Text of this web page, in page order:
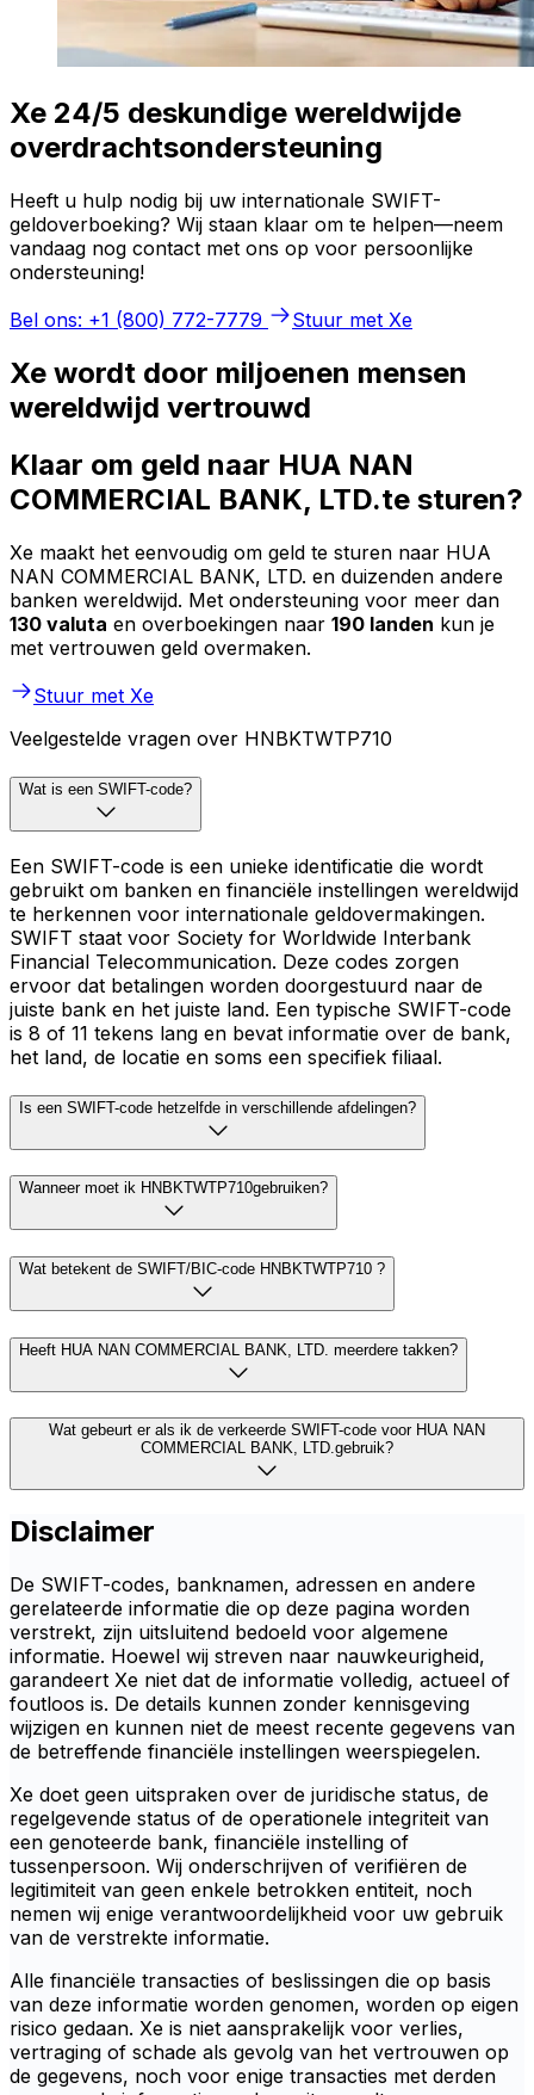
Xe 24/5 deskundige wereldwijde
overdrachtsondersteuning
Heeft u hulp nodig bij uw internationale SWIFT-
geldoverboeking? Wij staan klaar om te helpen—neem
vandaag nog contact met ons op voor persoonlijke
ondersteuning!
Bel ons: +1 (800) 772-7779
Stuur met Xe
Xe wordt door miljoenen mensen
wereldwijd vertrouwd
Klaar om geld naar HUA NAN
COMMERCIAL BANK, LTD.te sturen?
Xe maakt het eenvoudig om geld te sturen naar HUA
NAN COMMERCIAL BANK, LTD. en duizenden andere
banken wereldwijd. Met ondersteuning voor meer dan
130 valuta en overboekingen naar 190 landen kun je
met vertrouwen geld overmaken.
Stuur met Xe
Veelgestelde vragen over HNBKTWTP710
Wat is een SWIFT-code?
Een SWIFT-code is een unieke identificatie die wordt
gebruikt om banken en financiële instellingen wereldwijd
te herkennen voor internationale geldovermakingen.
SWIFT staat voor Society for Worldwide Interbank
Financial Telecommunication. Deze codes zorgen
ervoor dat betalingen worden doorgestuurd naar de
juiste bank en het juiste land. Een typische SWIFT-code
is 8 of 11 tekens lang en bevat informatie over de bank,
het land, de locatie en soms een specifiek filiaal.
Is een SWIFT-code hetzelfde in verschillende afdelingen?
Wanneer moet ik HNBKTWTP710gebruiken?
Wat betekent de SWIFT/BIC-code HNBKTWTP710 ?
Heeft HUA NAN COMMERCIAL BANK, LTD. meerdere takken?
Wat gebeurt er als ik de verkeerde SWIFT-code voor HUA NAN
COMMERCIAL BANK, LTD.gebruik?
Disclaimer
De SWIFT-codes, banknamen, adressen en andere
gerelateerde informatie die op deze pagina worden
verstrekt, zijn uitsluitend bedoeld voor algemene
informatie. Hoewel wij streven naar nauwkeurigheid,
garandeert Xe niet dat de informatie volledig, actueel of
foutloos is. De details kunnen zonder kennisgeving
wijzigen en kunnen niet de meest recente gegevens van
de betreffende financiële instellingen weerspiegelen.
Xe doet geen uitspraken over de juridische status, de
regelgevende status of de operationele integriteit van
een genoteerde bank, financiële instelling of
tussenpersoon. Wij onderschrijven of verifiëren de
legitimiteit van geen enkele betrokken entiteit, noch
nemen wij enige verantwoordelijkheid voor uw gebruik
van de verstrekte informatie.
Alle financiële transacties of beslissingen die op basis
van deze informatie worden genomen, worden op eigen
risico gedaan. Xe is niet aansprakelijk voor verlies,
vertraging of schade als gevolg van het vertrouwen op
de gegevens, noch voor enige transacties met derden